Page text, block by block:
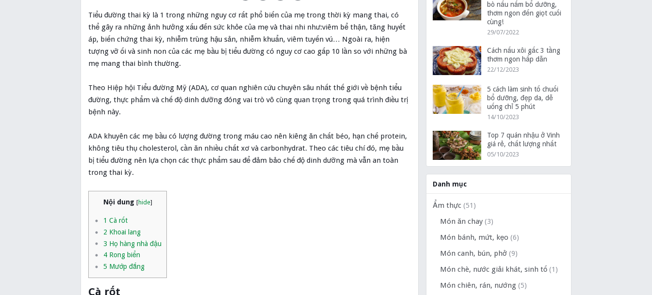
Tiểu đường thai kỳ là 1 trong những nguy cơ rất phổ biến của mẹ trong thời kỳ mang thai, có
thể gây ra những ảnh hưởng xấu đến sức khỏe của mẹ và thai nhi như:viêm bể thận, tăng huyết
áp, biến chứng thai kỳ, nhiễm trùng hậu sản, nhiễm khuẩn, viêm tuyến vú… Ngoài ra, hiện
tượng vỡ ối và sinh non của các mẹ bầu bị tiểu đường có nguy cơ cao gấp 10 lần so với những bà
mẹ mang thai bình thường.
Theo Hiệp hội Tiểu đường Mỹ (ADA), cơ quan nghiên cứu chuyên sâu nhất thế giới về bệnh tiểu
đường, thực phẩm và chế độ dinh dưỡng đóng vai trò vô cùng quan trọng trong quá trình điều trị
bệnh này.
ADA khuyên các mẹ bầu có lượng đường trong máu cao nên kiêng ăn chất béo, hạn chế protein,
không tiêu thụ cholesterol, cần ăn nhiều chất xơ và carbonhydrat. Theo các tiêu chí đó, mẹ bầu
bị tiểu đường nên lựa chọn các thực phẩm sau để đảm bảo chế độ dinh dưỡng mà vẫn an toàn
trong thai kỳ.
Nội dung [hide]
1 Cà rốt
2 Khoai lang
3 Họ hàng nhà đậu
4 Rong biển
5 Mướp đắng
Cà rốt
bò nấu nấm bổ dưỡng,
thơm ngon đến giọt cuối
cùng!
29/07/2022
Cách nấu xôi gấc 3 tầng
thơm ngon hấp dẫn
22/12/2023
5 cách làm sinh tố chuối
bổ dưỡng, đẹp da, dễ
uống chỉ 5 phút
14/10/2023
Top 7 quán nhậu ở Vinh
giá rẻ, chất lượng nhất
05/10/2023
Danh mục
Ẩm thực (51)
Món ăn chay (3)
Món bánh, mứt, kẹo (6)
Món canh, bún, phở (9)
Món chè, nước giải khát, sinh tố (1)
Món chiên, rán, nướng (5)